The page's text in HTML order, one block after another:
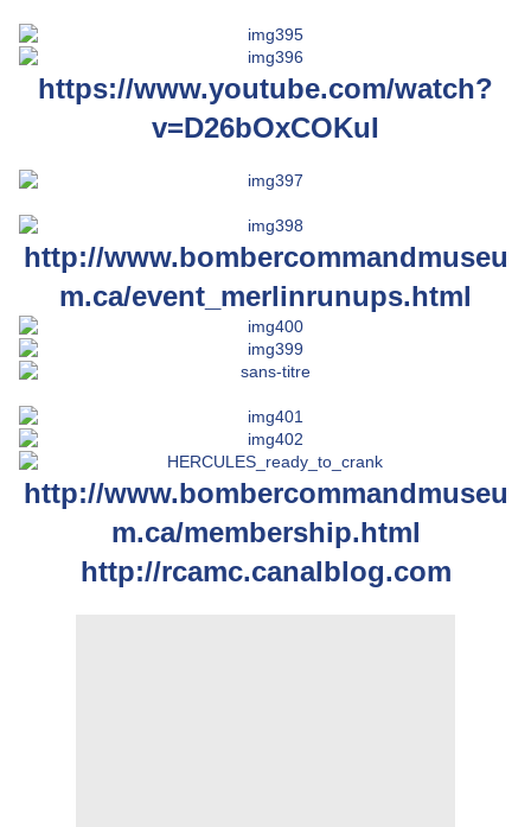
https://www.youtube.com/watch?
v=D26bOxCOKuI
http://www.bombercommandmuseu
m.ca/event_merlinrunups.html
http://www.bombercommandmuseu
m.ca/membership.html
http://rcamc.canalblog.com